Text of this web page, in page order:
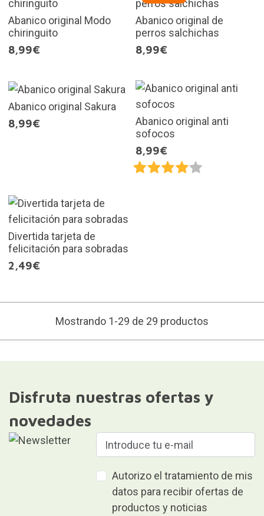
Abanico original Modo
chiringuito
8,99€
Abanico original de
perros salchichas
8,99€
Abanico original Sakura
8,99€
Abanico original anti
sofocos
8,99€
Divertida tarjeta de
felicitación para sobradas
2,49€
Mostrando 1-29 de 29 productos
Disfruta nuestras ofertas y
novedades
Autorizo el tratamiento de mis
datos para recibir ofertas de
productos y noticias